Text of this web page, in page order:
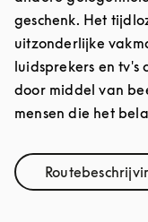
geschenk. Het
uitzonderlijke
luidsprekers en
door middel van
mensen die het
Link